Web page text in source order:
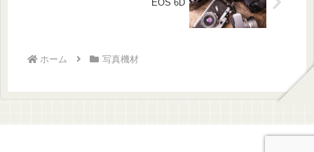
EOS 6D
ホーム 写真機材